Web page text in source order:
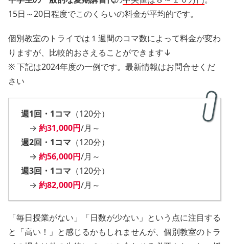
15日～20日程度でこのくらいの料金が平均的です。
個別教室のトライでは１週間のコマ数によって料金が変わ
りますが、比較的おさえることができます↓
※ 下記は2024年度の一例です。最新情報はお問合せくだ
さい
週1回・1コマ （120分）
→ 約31,000円/月～
週2回・1コマ （120分）
→ 約56,000円/月～
週3回・1コマ （120分）
→ 約82,000円/月～
「毎日授業がない」「日数が少ない」という点に注目する
と「高い！」と感じるかもしれませんが、個別教室のトラ